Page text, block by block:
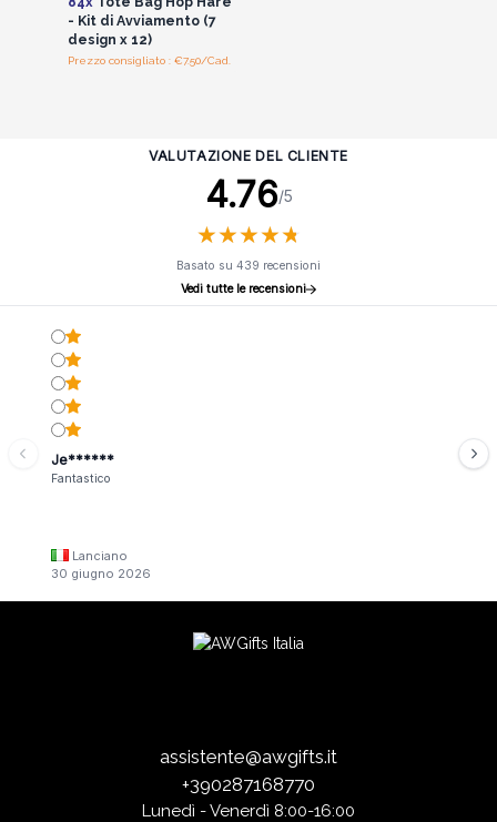
- Kit di Avviamento (7
design x 12)
Prezzo consigliato : €7.50/Cad.
VALUTAZIONE DEL CLIENTE
4.76/5
★★★★★
★★★★★
Basato su 439 recensioni
Vedi tutte le recensioni
Je******
Fantastico
Lanciano
30 giugno 2026
assistente@awgifts.it
+390287168770
Lunedì - Venerdì 8:00-16:00